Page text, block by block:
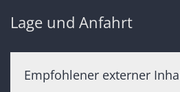
Lage und Anfahrt
Empfohlener externer